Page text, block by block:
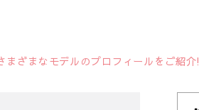
ざまなモデルのプロフィールをご紹介!